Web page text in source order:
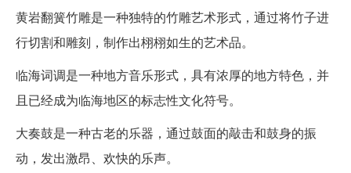
黄岩翻簧竹雕是一种独特的竹雕艺术形式，通过将竹子进
行切割和雕刻，制作出栩栩如生的艺术品。
临海词调是一种地方音乐形式，具有浓厚的地方特色，并
且已经成为临海地区的标志性文化符号。
大奏鼓是一种古老的乐器，通过鼓面的敲击和鼓身的振
动，发出激昂、欢快的乐声。